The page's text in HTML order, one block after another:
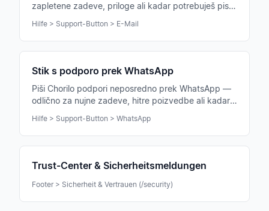
zapletene zadeve, priloge ali kadar potrebuješ pisni
Hilfe > Support-Button > E-Mail
Stik s podporo prek WhatsApp
Piši Chorilo podpori neposredno prek WhatsApp —
odlično za nujne zadeve, hitre poizvedbe ali kadar
Hilfe > Support-Button > WhatsApp
Trust-Center & Sicherheitsmeldungen
Footer > Sicherheit & Vertrauen (/security)